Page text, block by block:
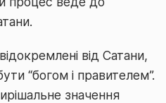
від Сатани,
“богом і правителем”.
значення